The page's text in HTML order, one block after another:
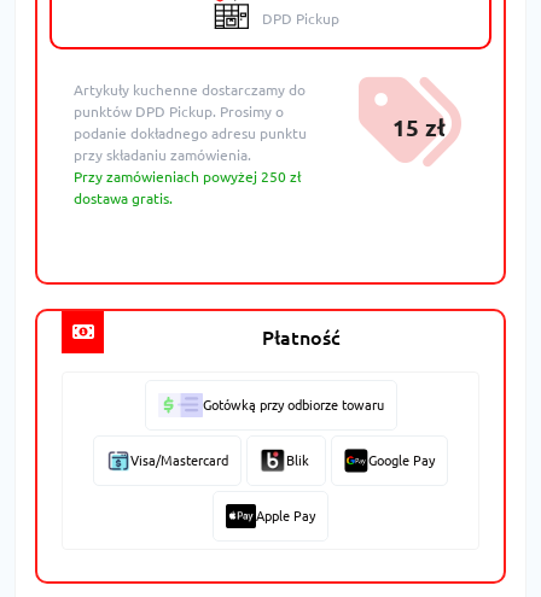
DPD Pickup
Artykuły kuchenne dostarczamy do
punktów DPD Pickup. Prosimy o
podanie dokładnego adresu punktu
przy składaniu zamówienia.
Przy zamówieniach powyżej 250 zł
dostawa gratis.
15 zł
Płatność
Gotówką przy odbiorze towaru
Visa/Mastercard Blik Google Pay
Apple Pay